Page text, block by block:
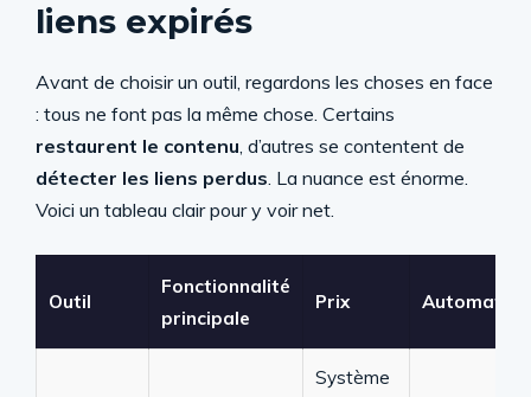
liens expirés
Avant de choisir un outil, regardons les choses en face
: tous ne font pas la même chose. Certains
restaurent le contenu, d’autres se contentent de
détecter les liens perdus. La nuance est énorme.
Voici un tableau clair pour y voir net.
Outil
Fonctionnalité
principale
Prix
Système